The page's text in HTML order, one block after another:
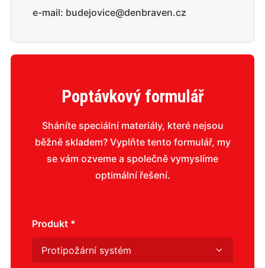
e-mail: budejovice@denbraven.cz
Poptávkový formulář
Sháníte speciální materiály, které nejsou
běžně skladem? Vyplňte tento formulář, my
se vám ozveme a společně vymyslíme
optimální řešení.
Produkt *